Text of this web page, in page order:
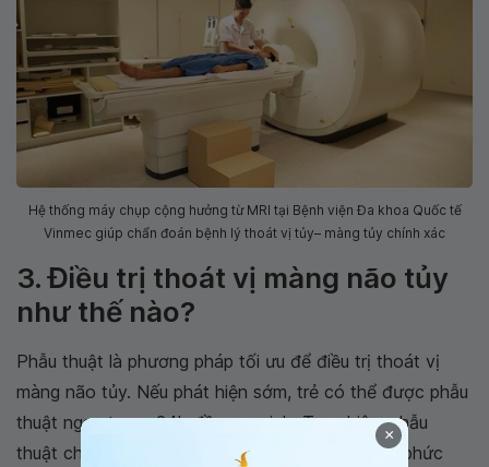
Hệ thống máy chụp cộng hưởng từ MRI tại Bệnh viện Đa khoa Quốc tế
Vinmec giúp chẩn đoán bệnh lý thoát vị tủy– màng tủy chính xác
3. Điều trị thoát vị màng não tủy
như thế nào?
Phẫu thuật là phương pháp tối ưu để điều trị thoát vị
màng não tủy. Nếu phát hiện sớm, trẻ có thể được phẫu
thuật ngay trong 24h đầu sau sinh. Tuy nhiên, phẫu
thuật cho trẻ bị thoát vị màng não tủy vô cùng phức
×